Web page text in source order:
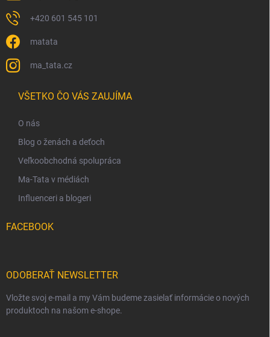
+420 601 545 101
matata
ma_tata.cz
VŠETKO ČO VÁS ZAUJÍMA
O nás
Blog o ženách a deťoch
Veľkoobchodná spolupráca
Ma-Tata v médiách
Influenceri a blogeri
FACEBOOK
ODOBERAŤ NEWSLETTER
Vložte svoj e-mail a my Vám budeme zasielať informácie o nových
produktoch na našom e-shope.